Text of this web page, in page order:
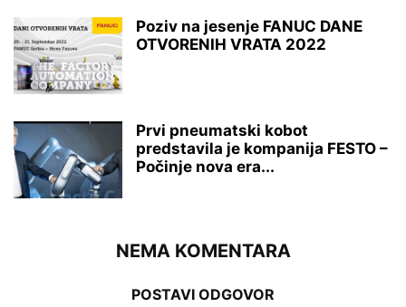
Poziv na jesenje FANUC DANE
OTVORENIH VRATA 2022
Prvi pneumatski kobot
predstavila je kompanija FESTO –
Počinje nova era...
NEMA KOMENTARA
POSTAVI ODGOVOR